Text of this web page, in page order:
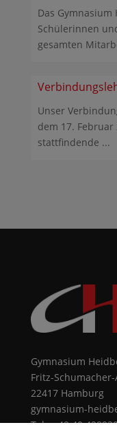
Das
Schülerinnen
gesamten
Unser
dem 17.
stattfindende ...
Gymnasium
Fritz-
22417 Hamburg
gymnasium-